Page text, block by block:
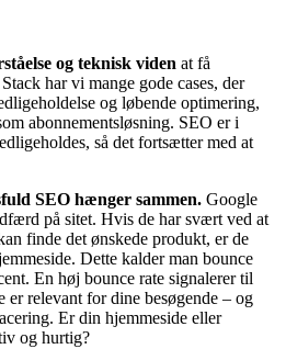
og teknisk viden at få
har vi mange gode cases, der
og løbende optimering,
abonnementsløsning. SEO er i
så det fortsætter med at
SEO hænger sammen. Google
på sitet. Hvis de har svært ved at
finde det ønskede produkt, er de
Dette kalder man bounce
En høj bounce rate signalerer til
er relevant for dine besøgende – og
Er din hjemmeside eller
og hurtig?